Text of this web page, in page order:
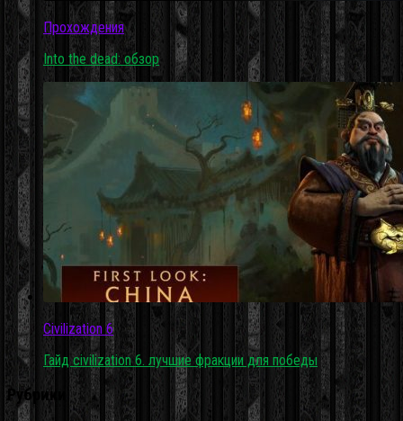
Прохождения
Into the dead: обзор
Civilization 6
Гайд civilization 6. лучшие фракции для победы
Рубрики